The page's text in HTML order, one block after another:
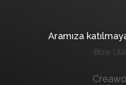
Aramıza
Bize